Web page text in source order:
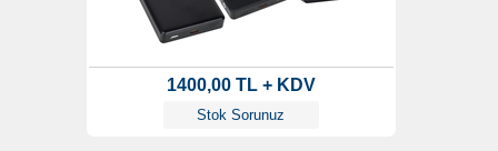
1400,00 TL + KDV
Stok Sorunuz